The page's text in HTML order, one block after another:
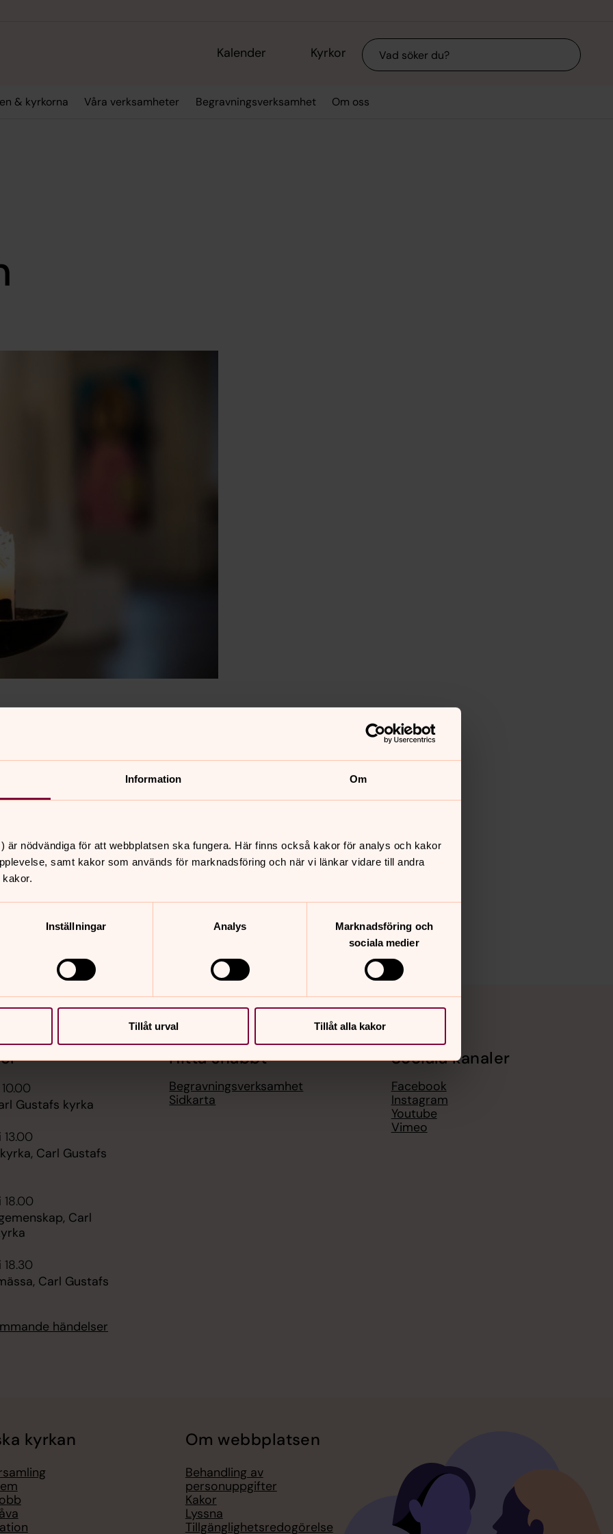
Information Om
är nödvändiga för att webbplatsen ska fungera. Här finns också kakor för analys och kakor
samt kakor som används för marknadsföring och när vi länkar vidare till andra
Inställningar Analys
Marknadsföring och
sociala medier
Tillåt urval Tillåt alla kakor
Kalender Kyrkor Sök
& kyrkorna Våra verksamheter Begravningsverksamhet Om oss
Gustafs kyrka
13.00
Carl Gustafs
18.00
Carl
18.30
Carl Gustafs
händelser
Hitta snabbt
Begravningsverksamhet
Sidkarta
Sociala kanaler
Facebook
Instagram
Youtube
Vimeo
kyrkan Om webbplatsen
Behandling av
personuppgifter
Kakor
Lyssna
Tillgänglighetsredogörelse